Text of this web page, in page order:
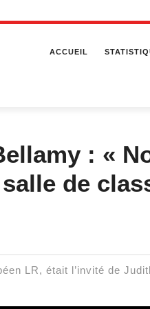
ACCUEIL
: «
de
LR, était l’invité de